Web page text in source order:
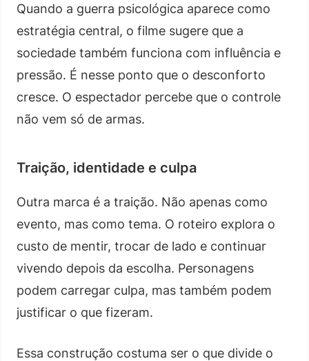
Quando a guerra psicológica aparece como
estratégia central, o filme sugere que a
sociedade também funciona com influência e
pressão. É nesse ponto que o desconforto
cresce. O espectador percebe que o controle
não vem só de armas.
Traição, identidade e culpa
Outra marca é a traição. Não apenas como
evento, mas como tema. O roteiro explora o
custo de mentir, trocar de lado e continuar
vivendo depois da escolha. Personagens
podem carregar culpa, mas também podem
justificar o que fizeram.
Essa construção costuma ser o que divide o